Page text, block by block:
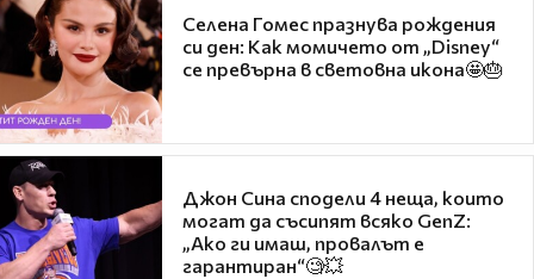
Селена Гомес празнува рождения
си ден: Как момичето от „Disney“
се превърна в световна икона🤩🎂
Джон Сина сподели 4 неща, които
могат да съсипят всяко GenZ:
„Ако ги имаш, провалът е
гарантиран“🧐💥